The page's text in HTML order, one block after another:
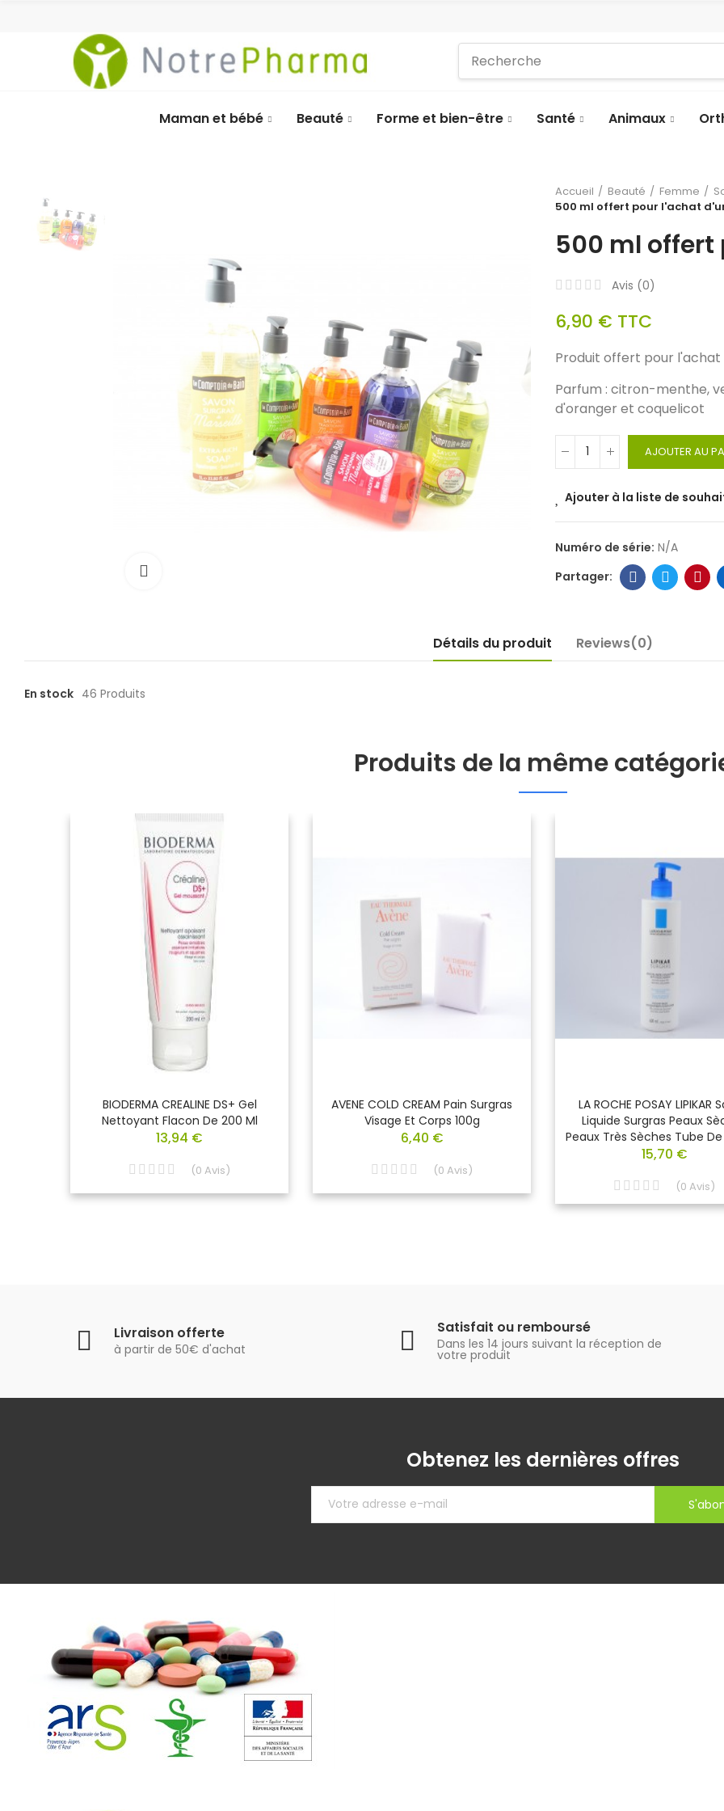
Maman et bébé Beauté Forme et bien-être Santé Animaux
Accueil Beauté Femme
500 ml offert pour l'achat
500 ml offert
Avis (0)
6,90 € TTC
Produit offert pour l'achat
Parfum : citron-menthe,
d'oranger et coquelicot
AJOUTER AU
Ajouter à la liste de
Numéro de série: N/A
Détails du produit Reviews(0)
En stock 46 Produits
Produits de la même
BIODERMA CREALINE DS+ Gel
Nettoyant Flacon De 200 Ml
13,94 €
(0 Avis)
AVENE COLD CREAM Pain Surgras
Visage Et Corps 100g
6,40 €
(0 Avis)
LA ROCHE POSAY LIPIKAR
Liquide Surgras Peaux
Peaux Très Sèches Tube
15,70 €
(0 Avis)
Livraison offerte
à partir de 50€ d'achat
Satisfait ou remboursé
Dans les 14 jours suivant la réception de
votre produit
Obtenez les dernières offres